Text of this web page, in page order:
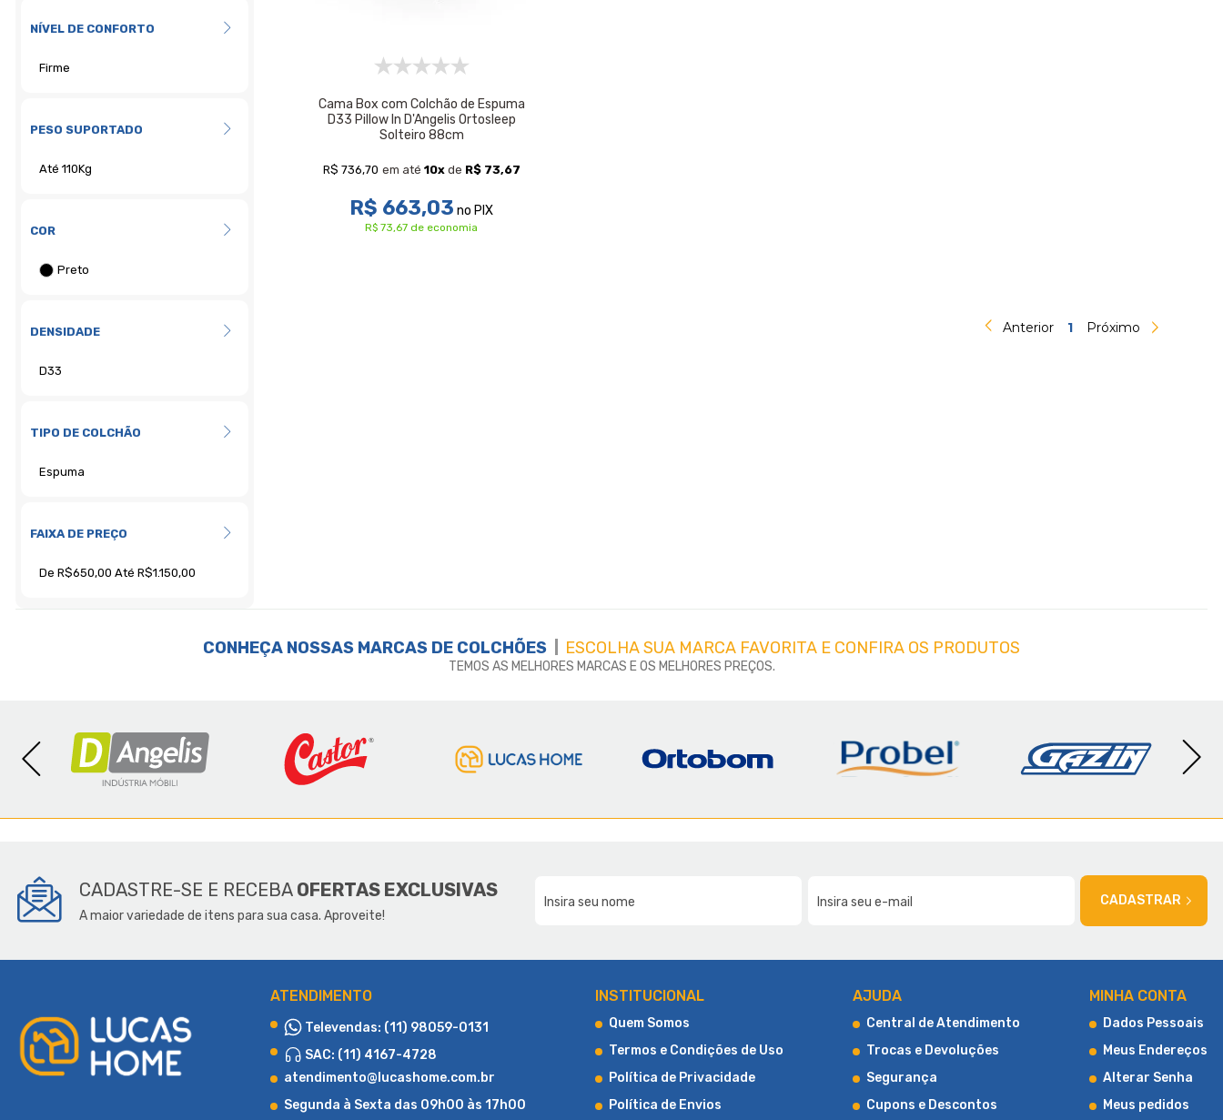
NÍVEL DE CONFORTO
PESO SUPORTADO
COR
DENSIDADE
TIPO DE COLCHÃO
FAIXA DE PREÇO
Cama Box com Colchão de Espuma
D33 Pillow In D'Angelis Ortosleep
Solteiro 88cm
R$ 736,70 em até 10xde R$ 73,67
R$ 663,03 no PIX
R$ 73,67 de economia
Anterior 1 Próximo
CONHEÇA NOSSAS MARCAS DE COLCHÕES ESCOLHA SUA MARCA FAVORITA E CONFIRA OS PRODUTOS
TEMOS AS MELHORES MARCAS E OS MELHORES PREÇOS.
SOBRE A LUCAS HOME
CONHEÇA UM POUCO MAIS SOBRE A LUCAS HOME
CADASTRE-SE E RECEBA OFERTAS EXCLUSIVAS
A maior variedade de itens para sua casa. Aproveite!
CADASTRAR
ATENDIMENTO
Televendas: (11) 98059-0131
SAC: (11) 4167-4728
atendimento@lucashome.com.br
Segunda à Sexta das 09h00 às 17h00
INSTITUCIONAL
Quem Somos
Termos e Condições de Uso
Política de Privacidade
Política de Envios
AJUDA
Central de Atendimento
Trocas e Devoluções
Segurança
Cupons e Descontos
MINHA CONTA
Dados Pessoais
Meus Endereços
Alterar Senha
Meus pedidos